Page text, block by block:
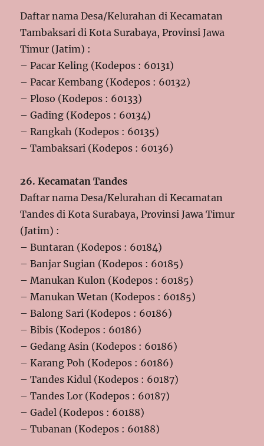
Daftar nama Desa/Kelurahan di Kecamatan
Tambaksari di Kota Surabaya, Provinsi Jawa
Timur (Jatim) :
– Pacar Keling (Kodepos : 60131)
– Pacar Kembang (Kodepos : 60132)
– Ploso (Kodepos : 60133)
– Gading (Kodepos : 60134)
– Rangkah (Kodepos : 60135)
– Tambaksari (Kodepos : 60136)
26. Kecamatan Tandes
Daftar nama Desa/Kelurahan di Kecamatan
Tandes di Kota Surabaya, Provinsi Jawa Timur
(Jatim) :
– Buntaran (Kodepos : 60184)
– Banjar Sugian (Kodepos : 60185)
– Manukan Kulon (Kodepos : 60185)
– Manukan Wetan (Kodepos : 60185)
– Balong Sari (Kodepos : 60186)
– Bibis (Kodepos : 60186)
– Gedang Asin (Kodepos : 60186)
– Karang Poh (Kodepos : 60186)
– Tandes Kidul (Kodepos : 60187)
– Tandes Lor (Kodepos : 60187)
– Gadel (Kodepos : 60188)
– Tubanan (Kodepos : 60188)